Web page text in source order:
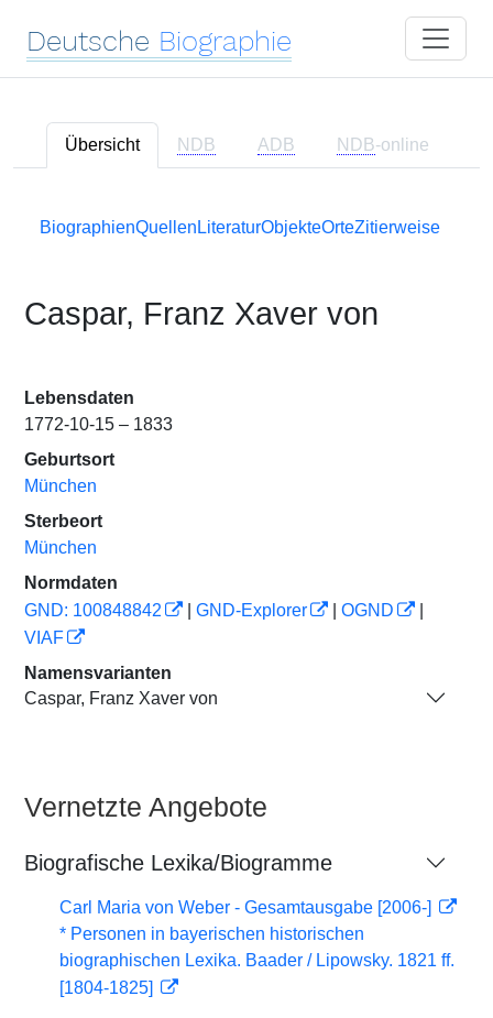
Deutsche Biographie
Übersicht NDB ADB NDB-online
BiographienQuellen LiteraturObjekteOrteZitierweise
Caspar, Franz Xaver von
Lebensdaten
1772-10-15 – 1833
Geburtsort
München
Sterbeort
München
Normdaten
GND: 100848842
GND-Explorer OGND
VIAF
Namensvarianten
Caspar, Franz Xaver von
Vernetzte Angebote
Biografische Lexika/Biogramme
Carl Maria von Weber - Gesamtausgabe [2006-]
* Personen in bayerischen historischen
biographischen Lexika. Baader / Lipowsky. 1821 ff.
[1804-1825]